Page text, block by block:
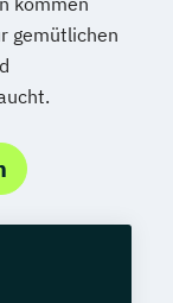
gemütlichen